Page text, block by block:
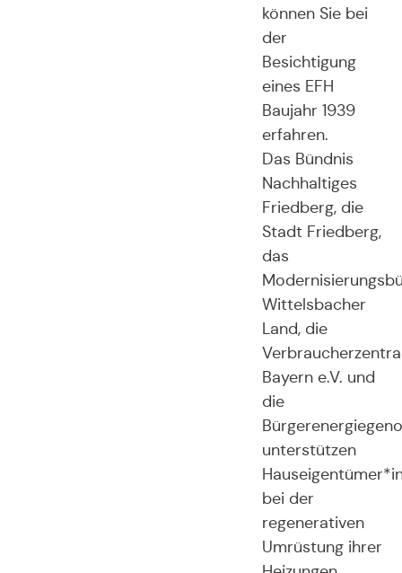
können Sie bei
der
Besichtigung
eines EFH
Baujahr 1939
erfahren.
Das Bündnis
Nachhaltiges
Friedberg, die
Stadt Friedberg,
das
Wittelsbacher
Land, die
Bayern e.V. und
die
unterstützen
bei der
regenerativen
Umrüstung ihrer